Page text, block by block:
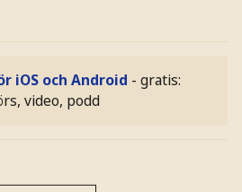
iOS och Android - gratis:
video, podd